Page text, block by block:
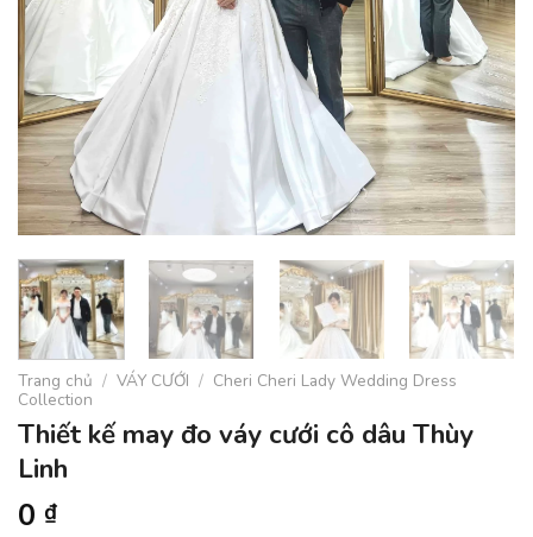
Trang chủ / VÁY CƯỚI / Cheri Cheri Lady Wedding Dress
Collection
Thiết kế may đo váy cưới cô dâu Thùy
Linh
0 ₫